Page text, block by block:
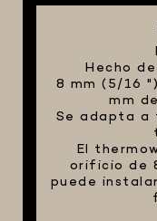
LEVADURAS
PRODUCTOS
FIVE STAR
HORNOS
NAPOLETANA
Hecho
8 mm (5/16
mm
Se adapta a
El
orificio de
puede